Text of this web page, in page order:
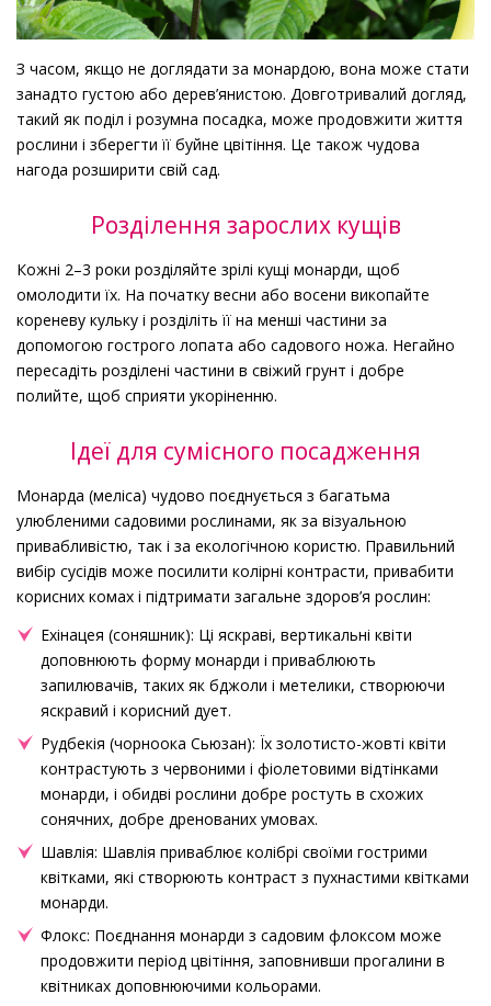
З часом, якщо не доглядати за монардою, вона може стати
занадто густою або дерев’янистою. Довготривалий догляд,
такий як поділ і розумна посадка, може продовжити життя
рослини і зберегти її буйне цвітіння. Це також чудова
нагода розширити свій сад.
Розділення зарослих кущів
Кожні 2–3 роки розділяйте зрілі кущі монарди, щоб
омолодити їх. На початку весни або восени викопайте
кореневу кульку і розділіть її на менші частини за
допомогою гострого лопата або садового ножа. Негайно
пересадіть розділені частини в свіжий грунт і добре
полийте, щоб сприяти укоріненню.
Ідеї для сумісного посадження
Монарда (меліса) чудово поєднується з багатьма
улюбленими садовими рослинами, як за візуальною
привабливістю, так і за екологічною користю. Правильний
вибір сусідів може посилити колірні контрасти, привабити
корисних комах і підтримати загальне здоров’я рослин:
Ехінацея (соняшник): Ці яскраві, вертикальні квіти
доповнюють форму монарди і приваблюють
запилювачів, таких як бджоли і метелики, створюючи
яскравий і корисний дует.
Рудбекія (чорноока Сьюзан): Їх золотисто-жовті квіти
контрастують з червоними і фіолетовими відтінками
монарди, і обидві рослини добре ростуть в схожих
сонячних, добре дренованих умовах.
Шавлія: Шавлія приваблює колібрі своїми гострими
квітками, які створюють контраст з пухнастими квітками
монарди.
Флокс: Поєднання монарди з садовим флоксом може
продовжити період цвітіння, заповнивши прогалини в
квітниках доповнюючими кольорами.